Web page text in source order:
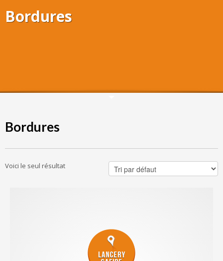
Bordures
Bordures
Voici le seul résultat